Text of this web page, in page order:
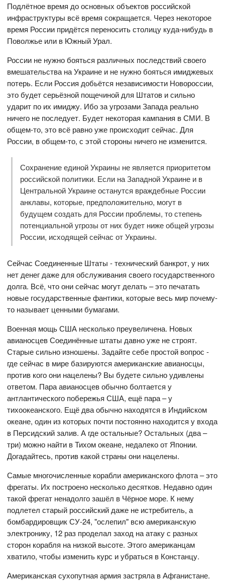
Подлётное время до основных объектов российской
инфраструктуры всё время сокращается. Через некоторое
время России придётся переносить столицу куда-нибудь в
Поволжье или в Южный Урал.
России не нужно бояться различных последствий своего
вмешательства на Украине и не нужно бояться имиджевых
потерь. Если Россия добьётся независимости Новороссии,
это будет серьёзной пощечиной для Штатов и сильно
ударит по их имиджу. Ибо за угрозами Запада реально
ничего не последует. Будет некоторая кампания в СМИ. В
общем-то, это всё равно уже происходит сейчас. Для
России, в общем-то, с этой стороны ничего не изменится.
Сохранение единой Украины не является приоритетом
российской политики. Если на Западной Украине и в
Центральной Украине останутся враждебные России
анклавы, которые, предположительно, могут в
будущем создать для России проблемы, то степень
потенциальной угрозы от них будет ниже общей угрозы
России, исходящей сейчас от Украины.
Сейчас Соединенные Штаты - технический банкрот, у них
нет денег даже для обслуживания своего государственного
долга. Всё, что они сейчас могут делать – это печатать
новые государственные фантики, которые весь мир почему-
то называет ценными бумагами.
Военная мощь США несколько преувеличена. Новых
авианосцев Соединённые штаты давно уже не строят.
Старые сильно изношены. Задайте себе простой вопрос -
где сейчас в мире базируются американские авианосцы,
против кого они нацелены? Вы будете сильно удивлены
ответом. Пара авианосцев обычно болтается у
антлантического побережья США, ещё пара – у
тихоокеанского. Ещё два обычно находятся в Индийском
океане, один из которых почти постоянно находится у входа
в Персидский залив. А где остальные? Остальных (два –
три) можно найти в Тихом океане, недалеко от Японии.
Догадайтесь, против какой страны они нацелены.
Самые многочисленные корабли американского флота – это
фрегаты. Их построено несколько десятков. Недавно один
такой фрегат ненадолго зашёл в Чёрное море. К нему
подлетел старый российский даже не истребитель, а
бомбардировщик СУ-24, "ослепил" всю американскую
электронику, 12 раз проделал заход на атаку с разных
сторон корабля на низкой высоте. Этого американцам
хватило, чтобы изменить курс и убраться в Констанцу.
Американская сухопутная армия застряла в Афганистане.